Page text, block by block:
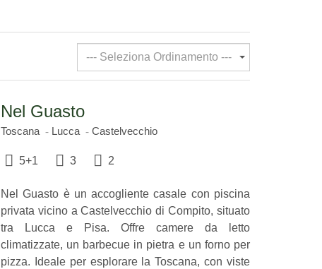
--- Seleziona Ordinamento ---
Nel Guasto
Toscana Lucca Castelvecchio
5+1 3 2
Nel Guasto è un accogliente casale con piscina
privata vicino a Castelvecchio di Compito, situato
tra Lucca e Pisa. Offre camere da letto
climatizzate, un barbecue in pietra e un forno per
pizza. Ideale per esplorare la Toscana, con viste